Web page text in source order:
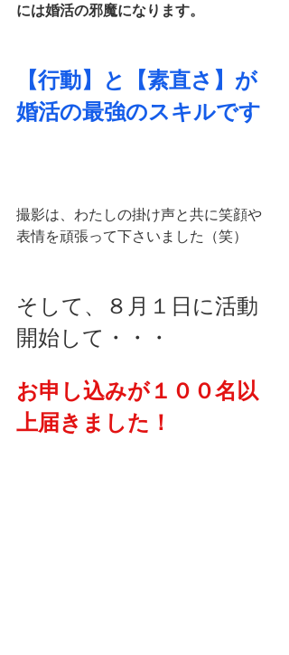
には婚活の邪魔になります。
【行動】と【素直さ】が
婚活の最強のスキルです
撮影は、わたしの掛け声と共に笑顔や
表情を頑張って下さいました（笑）
そして、８月１日に活動
開始して・・・
お申し込みが１００名以
上届きました！